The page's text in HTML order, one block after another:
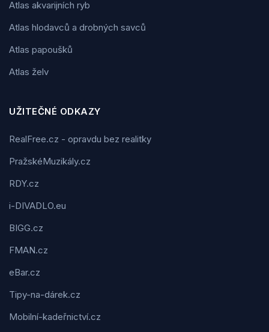
Atlas akvarijních ryb
Atlas hlodavců a drobných savců
Atlas papoušků
Atlas želv
UŽITEČNÉ ODKAZY
RealFree.cz - opravdu bez realitky
PražskéMuzikály.cz
RDY.cz
i-DIVADLO.eu
BIGG.cz
FMAN.cz
eBar.cz
Tipy-na-dárek.cz
Mobilní-kadeřnictví.cz